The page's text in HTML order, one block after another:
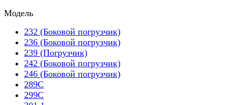
Модель
232 (Боковой погрузчик)
236 (Боковой погрузчик)
239 (Погрузчик)
242 (Боковой погрузчик)
246 (Боковой погрузчик)
289C
299C